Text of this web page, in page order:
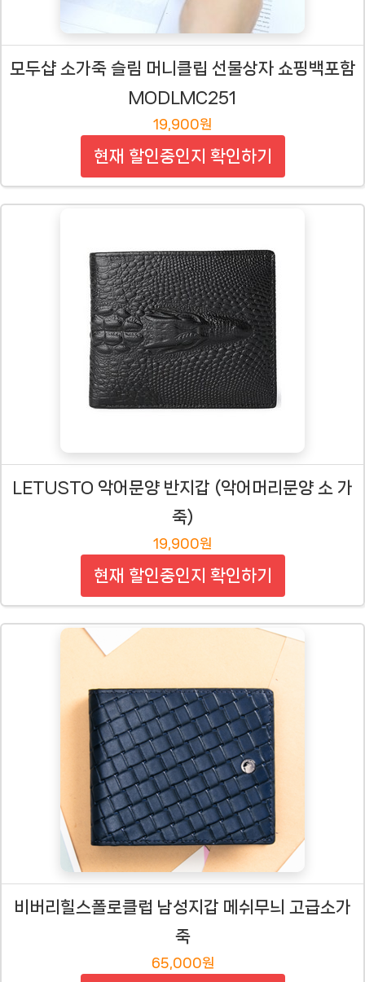
모두샵 소가죽 슬림 머니클립 선물상자 쇼핑백포함
MODLMC251
19,900원
현재 할인중인지 확인하기
LETUSTO 악어문양 반지갑 (악어머리문양 소 가
죽)
19,900원
현재 할인중인지 확인하기
비버리힐스폴로클럽 남성지갑 메쉬무늬 고급소가
죽
65,000원